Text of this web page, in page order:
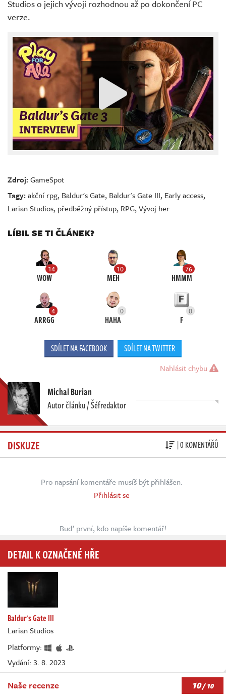
Studios o jejich vývoji rozhodnou až po dokončení PC
verze.
Zdroj:GameSpot
Tagy:akční rpg, Baldur's Gate, Baldur's Gate III, Early access,
Larian Studios, předběžný přístup, RPG,Vývoj her
LÍBIL SE TI ČLÁNEK?
14
WOW
10
MEH
76
HMMM
4
ARRGG
0
HAHA
0
F
SDÍLET NA FACEBOOK SDÍLET NA TWITTER
Nahlásit chybu
Michal Burian
Autor článku / Šéfredaktor
DISKUZE | 0 KOMENTÁŘŮ
Pro napsání komentáře musíš být přihlášen.
Přihlásit se
Buď první, kdo napíše komentář!
DETAIL K OZNAČENÉ HŘE
Baldur's Gate III
Larian Studios
Platformy:
Vydání: 3. 8. 2023
Naše recenze 10/ 10